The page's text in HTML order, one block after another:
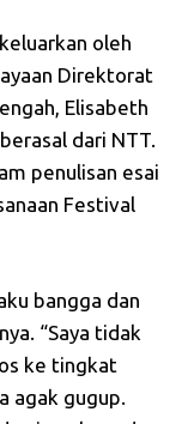
oleh
Direktorat
Elisabeth
dari NTT.
penulisan esai
Festival
bangga dan
“Saya tidak
ke tingkat
agak gugup.